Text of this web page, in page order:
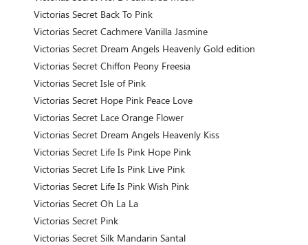
Victorias Secret Back To Pink
Victorias Secret Cachmere Vanilla Jasmine
Victorias Secret Dream Angels Heavenly Gold edition
Victorias Secret Chiffon Peony Freesia
Victorias Secret Isle of Pink
Victorias Secret Hope Pink Peace Love
Victorias Secret Lace Orange Flower
Victorias Secret Dream Angels Heavenly Kiss
Victorias Secret Life Is Pink Hope Pink
Victorias Secret Life Is Pink Live Pink
Victorias Secret Life Is Pink Wish Pink
Victorias Secret Oh La La
Victorias Secret Pink
Victorias Secret Silk Mandarin Santal